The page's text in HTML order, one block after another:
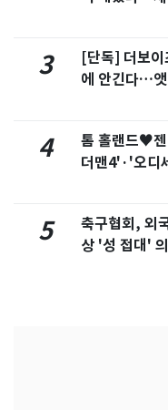
3
[단독] 더보
에 안긴다…
4
톰 홀랜드♥젠
더맨4'·'오디
5
축구협회, 외
상 '성 접대'